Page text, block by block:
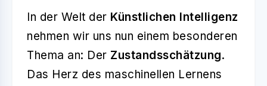
In der Welt der Künstlichen Intelligenz
nehmen wir uns nun einem besonderen
Thema an: Der Zustandsschätzung.
Das Herz des maschinellen Lernens